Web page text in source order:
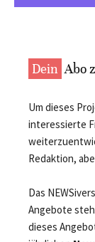
Dein Abo
Um dieses
interessierte
Redaktion,
Das
Angebote
dieses